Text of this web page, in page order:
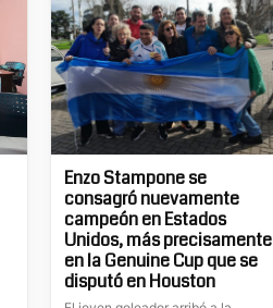
Enzo Stampone se
consagró nuevamente
campeón en Estados
Unidos, más precisamente
en la Genuine Cup que se
disputó en Houston